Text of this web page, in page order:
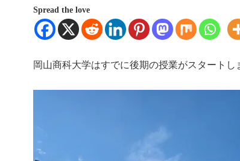
Spread the love
岡山商科大学はすでに後期の授業がスタートし